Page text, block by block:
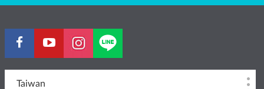
Taiwan